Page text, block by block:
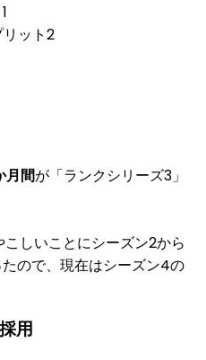
ット2
月間が「ランクシリーズ3」
こしいことにシーズン2から
ので、現在はシーズン4の
用